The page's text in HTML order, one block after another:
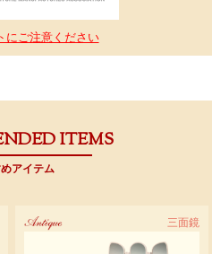
にご注意ください
ITEMS
アイテム
三面鏡